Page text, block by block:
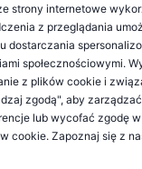
strony internetowe
z przeglądania
dostarczania
społecznościowymi.
z plików cookie i
zgodą", aby
lub wycofać zgodę
cookie. Zapoznaj się z